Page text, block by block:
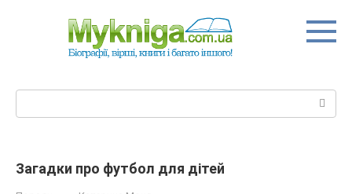
Загадки про футбол для дітей